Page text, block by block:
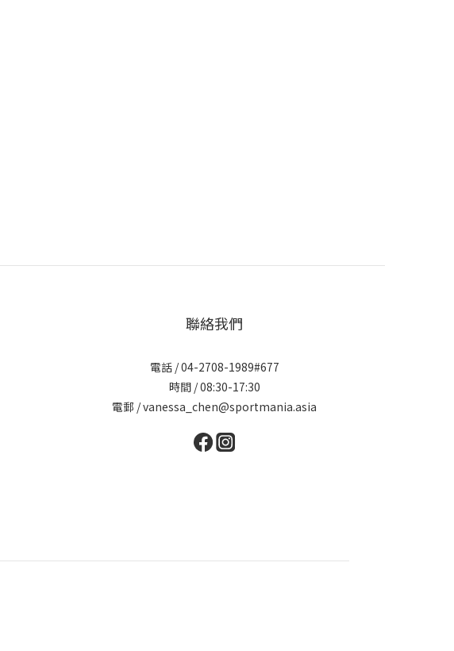
聯絡我們
電話 / 04-2708-1989#677
時間 / 08:30-17:30
電郵 / vanessa_chen@sportmania.asia